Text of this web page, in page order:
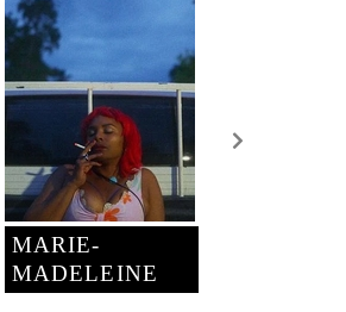
MARIE-
MADELEINE